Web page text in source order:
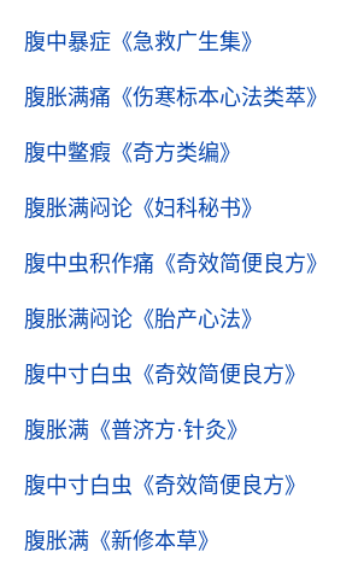
腹中暴症 《急救广生集》
腹胀满痛 《伤寒标本心法类萃》
腹中鳖瘕 《奇方类编》
腹胀满闷论 《妇科秘书》
腹中虫积作痛 《奇效简便良方》
腹胀满闷论 《胎产心法》
腹中寸白虫 《奇效简便良方》
腹胀满 《普济方·针灸》
腹中寸白虫 《奇效简便良方》
腹胀满 《新修本草》